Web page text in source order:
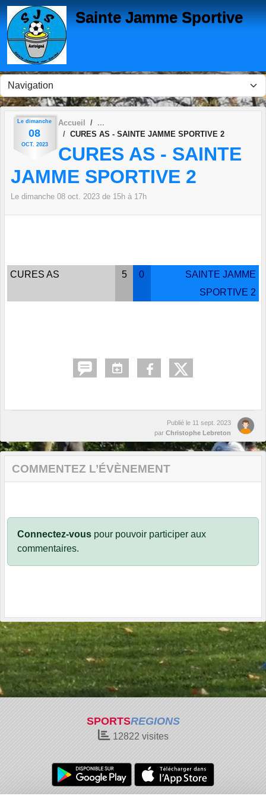
Sainte Jamme Sportive
Le dimanche
08
OCT. 2023
Accueil
CURES AS - SAINTE JAMME SPORTIVE 2
CURES AS - SAINTE
JAMME SPORTIVE 2
Le dimanche 08 oct. 2023 de 15h à 17h
CURES AS 5 0
SAINTE JAMME
SPORTIVE 2
Publié le 11 sept. 2023
par Christophe Lebreton
COMMENTEZ L’ÉVÈNEMENT
Connectez-vous pour pouvoir participer aux
commentaires.
SPORTSREGIONS
12822 visites
Panneau de gestion des cookies